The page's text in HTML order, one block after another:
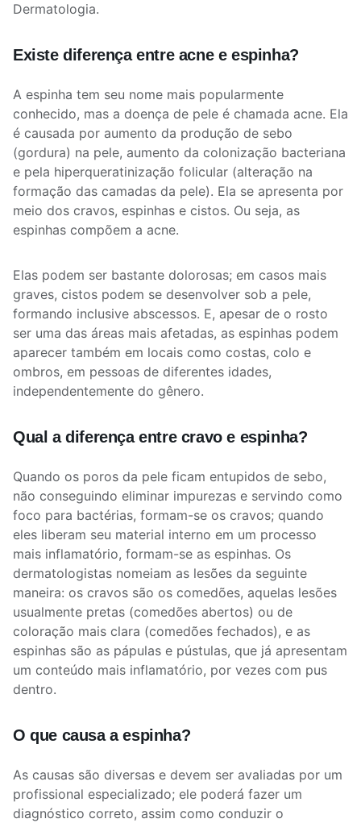
Dermatologia.
Existe diferença entre acne e espinha?
A espinha tem seu nome mais popularmente
conhecido, mas a doença de pele é chamada acne. Ela
é causada por aumento da produção de sebo
(gordura) na pele, aumento da colonização bacteriana
e pela hiperqueratinização folicular (alteração na
formação das camadas da pele). Ela se apresenta por
meio dos cravos, espinhas e cistos. Ou seja, as
espinhas compõem a acne.
Elas podem ser bastante dolorosas; em casos mais
graves, cistos podem se desenvolver sob a pele,
formando inclusive abscessos. E, apesar de o rosto
ser uma das áreas mais afetadas, as espinhas podem
aparecer também em locais como costas, colo e
ombros, em pessoas de diferentes idades,
independentemente do gênero.
Qual a diferença entre cravo e espinha?
Quando os poros da pele ficam entupidos de sebo,
não conseguindo eliminar impurezas e servindo como
foco para bactérias, formam-se os cravos; quando
eles liberam seu material interno em um processo
mais inflamatório, formam-se as espinhas. Os
dermatologistas nomeiam as lesões da seguinte
maneira: os cravos são os comedões, aquelas lesões
usualmente pretas (comedões abertos) ou de
coloração mais clara (comedões fechados), e as
espinhas são as pápulas e pústulas, que já apresentam
um conteúdo mais inflamatório, por vezes com pus
dentro.
O que causa a espinha?
As causas são diversas e devem ser avaliadas por um
profissional especializado; ele poderá fazer um
diagnóstico correto, assim como conduzir o